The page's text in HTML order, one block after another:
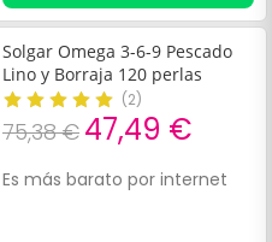
Solgar Omega 3-6-9 Pescado
Lino y Borraja 120 perlas
(2)
75,38 € 47,49 €
Es más barato por internet